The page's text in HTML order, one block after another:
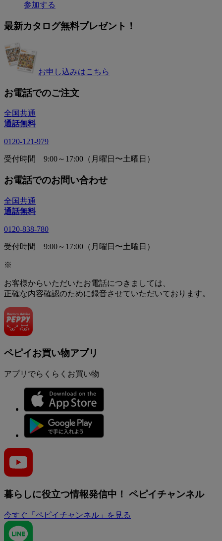
参加する
最新カタログ無料プレゼント！
お申し込みはこちら
お電話でのご注文
全国共通
通話無料
0120-121-979
受付時間 9:00～17:00（月曜日〜土曜日）
お電話でのお問い合わせ
全国共通
通話無料
0120-838-780
受付時間 9:00～17:00（月曜日〜土曜日）
※
お客様からいただいたお電話につきましては、
正確な内容確認のために録音させていただいております。
ペピイお買い物アプリ
アプリでらくらくお買い物
暮らしに役立つ情報発信中！ ペピイチャンネル
今すぐ「ペピイチャンネル」を見る